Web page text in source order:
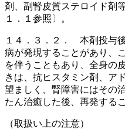
剤、副腎皮質ステロイド剤
１．１参照〕。
１４．３．２． 本剤投与
病が発現することがあり、
を伴うこともあり、全身の
きは、抗ヒスタミン剤、ア
望ましく、腎障害にはその
たん治癒した後、再発する
（取扱い上の注意）